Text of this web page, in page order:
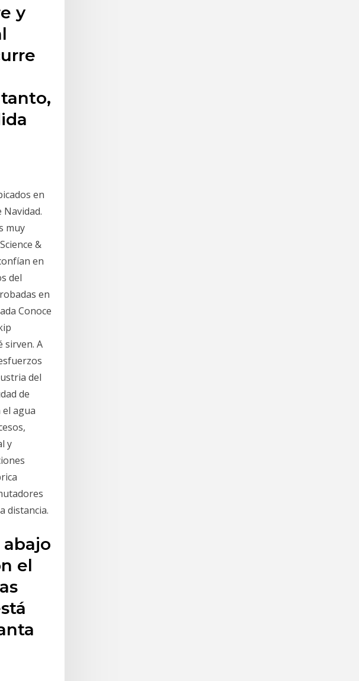
y
en
muy
&
en
del
en
Conoce
sirven. A
del
de
agua
y
distancia.
el